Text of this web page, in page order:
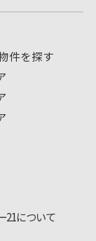
件を探す
21について